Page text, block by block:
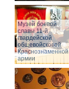
Музей боевой
славы 11-й
гвардейской
общевойсковой
Краснознаменной
армии